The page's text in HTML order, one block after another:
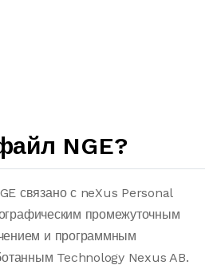
NGE?
связано с neXus Personal
промежуточным
и программным
Technology Nexus AB.